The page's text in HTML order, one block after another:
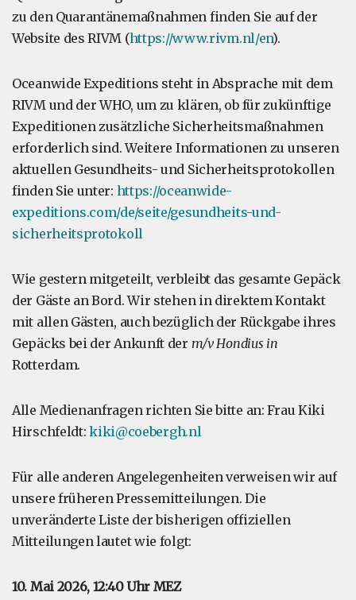
zu den Quarantänemaßnahmen finden Sie auf der
Website des RIVM (https://www.rivm.nl/en).
Oceanwide Expeditions steht in Absprache mit dem
RIVM und der WHO, um zu klären, ob für zukünftige
Expeditionen zusätzliche Sicherheitsmaßnahmen
erforderlich sind. Weitere Informationen zu unseren
aktuellen Gesundheits- und Sicherheitsprotokollen
finden Sie unter: https://oceanwide-
expeditions.com/de/seite/gesundheits-und-
sicherheitsprotokoll
Wie gestern mitgeteilt, verbleibt das gesamte Gepäck
der Gäste an Bord. Wir stehen in direktem Kontakt
mit allen Gästen, auch bezüglich der Rückgabe ihres
Gepäcks bei der Ankunft der m/v Hondius in
Rotterdam.
Alle Medienanfragen richten Sie bitte an: Frau Kiki
Hirschfeldt:kiki@coebergh.nl
Für alle anderen Angelegenheiten verweisen wir auf
unsere früheren Pressemitteilungen. Die
unveränderte Liste der bisherigen offiziellen
Mitteilungen lautet wie folgt:
10. Mai 2026, 12:40 Uhr MEZ